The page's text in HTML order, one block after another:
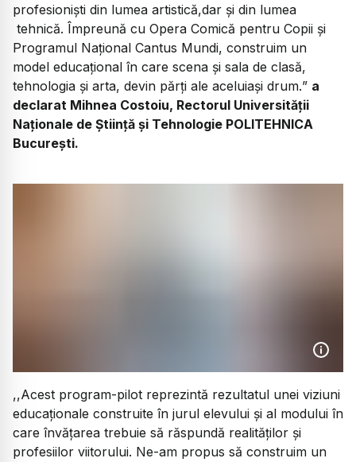
profesioniști din lumea artistică,dar și din lumea
tehnică. Împreună cu Opera Comică pentru Copii și
Programul Național Cantus Mundi, construim un
model educațional în care scena și sala de clasă,
tehnologia și arta, devin părți ale aceluiași drum.” a
declarat Mihnea Costoiu, Rectorul Universității
Naționale de Știință și Tehnologie POLITEHNICA
București.
,,Acest program-pilot reprezintă rezultatul unei viziuni
educaționale construite în jurul elevului și al modului în
care învățarea trebuie să răspundă realităților și
profesiilor viitorului. Ne-am propus să construim un